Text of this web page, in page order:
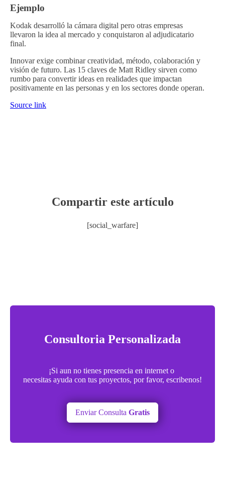
Ejemplo
Kodak desarrolló la cámara digital pero otras empresas
llevaron la idea al mercado y conquistaron al adjudicatario
final.
Innovar exige combinar creatividad, método, colaboración y
visión de futuro. Las 15 claves de Matt Ridley sirven como
rumbo para convertir ideas en realidades que impactan
positivamente en las personas y en los sectores donde operan.
Source link
Compartir este artículo
[social_warfare]
Consultoria Personalizada
¡Si aun no tienes presencia en internet o
necesitas ayuda con tus proyectos, por favor, escribenos!
Enviar Consulta Gratis